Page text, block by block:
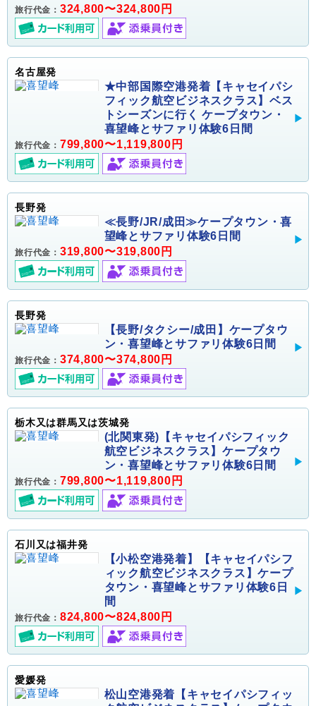
旅行代金： 324,800〜324,800円
名古屋発
★中部国際空港発着【キャセイパシ
フィック航空ビジネスクラス】ベス
トシーズンに行く ケープタウン・
喜望峰とサファリ体験6日間
旅行代金： 799,800〜1,119,800円
長野発
≪長野/JR/成田≫ケープタウン・喜
望峰とサファリ体験6日間
旅行代金： 319,800〜319,800円
長野発
【長野/タクシー/成田】ケープタウ
ン・喜望峰とサファリ体験6日間
旅行代金： 374,800〜374,800円
栃木又は群馬又は茨城発
(北関東発)【キャセイパシフィック
航空ビジネスクラス】ケープタウ
ン・喜望峰とサファリ体験6日間
旅行代金： 799,800〜1,119,800円
石川又は福井発
【小松空港発着】【キャセイパシフ
ィック航空ビジネスクラス】ケープ
タウン・喜望峰とサファリ体験6日
間
旅行代金： 824,800〜824,800円
愛媛発
松山空港発着【キャセイパシフィッ